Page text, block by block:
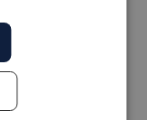
e Incremental
terminado